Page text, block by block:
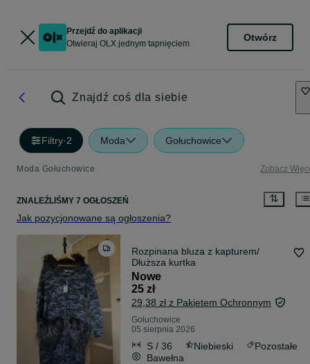
Przejdź do aplikacji
Otwieraj OLX jednym tapnięciem
Otwórz
Znajdź coś dla siebie
Filtry·2 Moda Gołuchowice
Moda Gołuchowice Zobacz
ZNALEŹLIŚMY 7 OGŁOSZEŃ
Jak pozycjonowane są ogłoszenia?
Rozpinana bluza z kapturem/
Dłuższa kurtka
Nowe
25 zł
29,38 zł z Pakietem Ochronnym
Gołuchowice
05 sierpnia 2026
S / 36 Niebieski
Pozostałe
Bawełna